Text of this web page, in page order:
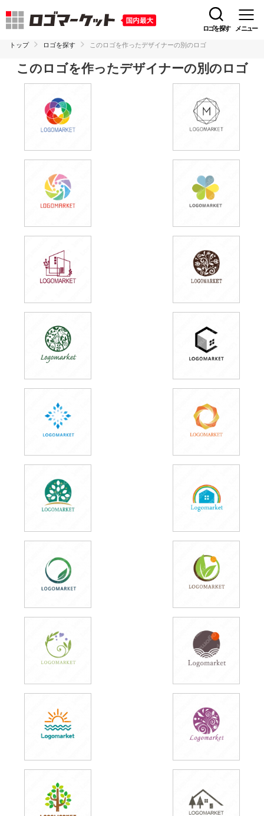
ロゴを探す メニュー
トップ ロゴを探す このロゴを作ったデザイナーの別のロゴ
このロゴを作ったデザイナーの別のロゴ